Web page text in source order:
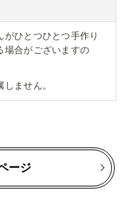
ひとつひとつ手作り
場合がございますの
ません。
ージ